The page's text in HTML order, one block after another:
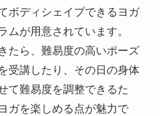
ボディシェイプできるヨガ
ムが用意されています。
たら、難易度の高いポーズ
受講したり、その日の身体
て難易度を調整できるた
ガを楽しめる点が魅力で